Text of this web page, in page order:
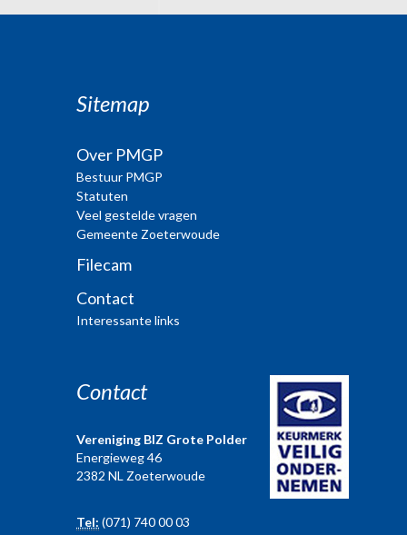
Sitemap
Over PMGP
Bestuur PMGP
Statuten
Veel gestelde vragen
Gemeente Zoeterwoude
Filecam
Contact
Interessante links
Contact
Vereniging BIZ Grote Polder
Energieweg 46
2382 NL Zoeterwoude
Tel: (071) 740 00 03